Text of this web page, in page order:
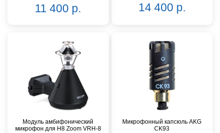
11 400 р. 14 400 р.
Модуль амбифонический
микрофон для H8 Zoom VRH-8
Микрофонный капсюль AKG
CK93